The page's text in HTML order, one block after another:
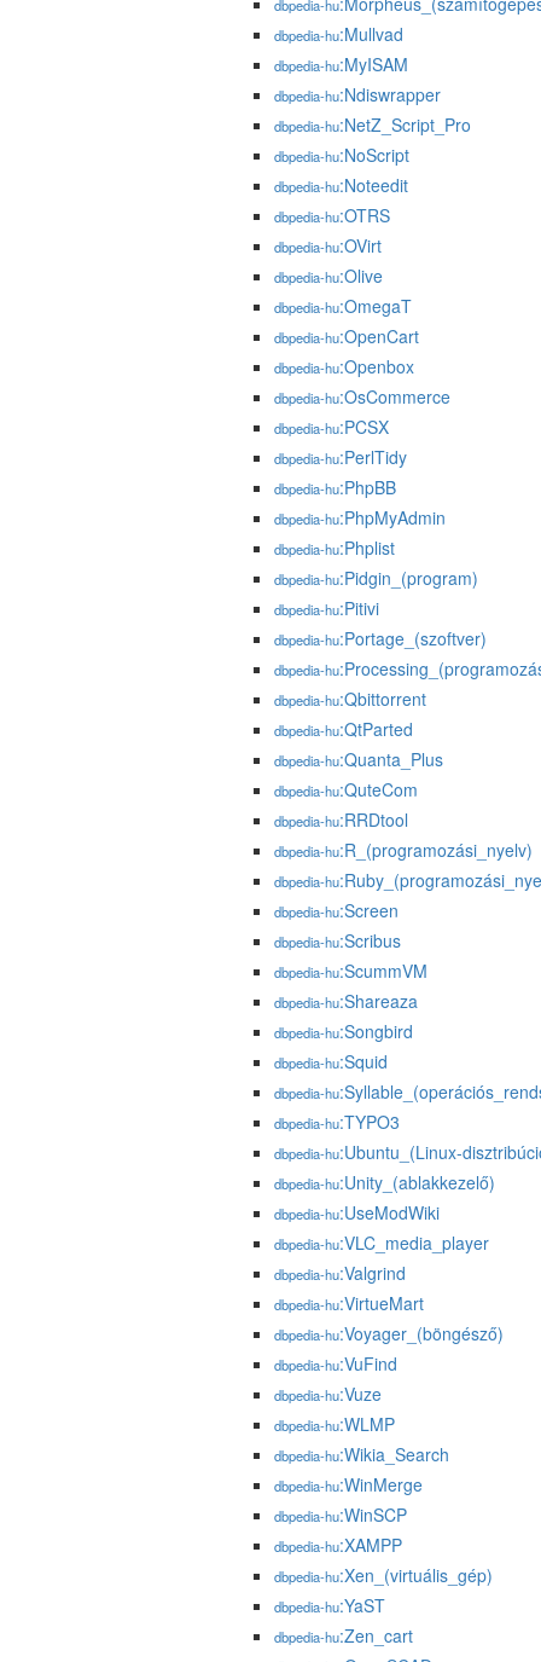
dbpedia-hu
dbpedia-hu:Mullvad
dbpedia-hu:MyISAM
dbpedia-hu:Ndiswrapper
dbpedia-hu:NetZ_Script_Pro
dbpedia-hu:NoScript
dbpedia-hu:Noteedit
dbpedia-hu:OTRS
dbpedia-hu:OVirt
dbpedia-hu:Olive
dbpedia-hu:OmegaT
dbpedia-hu:OpenCart
dbpedia-hu:Openbox
dbpedia-hu:OsCommerce
dbpedia-hu:PCSX
dbpedia-hu:PerlTidy
dbpedia-hu:PhpBB
dbpedia-hu:PhpMyAdmin
dbpedia-hu:Phplist
dbpedia-hu:Pidgin_(program)
dbpedia-hu:Pitivi
dbpedia-hu:Portage_(szoftver)
dbpedia-hu
dbpedia-hu:Qbittorrent
dbpedia-hu:QtParted
dbpedia-hu:Quanta_Plus
dbpedia-hu:QuteCom
dbpedia-hu:RRDtool
dbpedia-hu:R_(programozási_nyelv)
dbpedia-hu
dbpedia-hu:Screen
dbpedia-hu:Scribus
dbpedia-hu:ScummVM
dbpedia-hu:Shareaza
dbpedia-hu:Songbird
dbpedia-hu:Squid
dbpedia-hu
dbpedia-hu:TYPO3
dbpedia-hu:Ubuntu_(Linux-
dbpedia-hu:Unity_(ablakkezelő)
dbpedia-hu:UseModWiki
dbpedia-hu:VLC_media_player
dbpedia-hu:Valgrind
dbpedia-hu:VirtueMart
dbpedia-hu:Voyager_(böngésző)
dbpedia-hu:VuFind
dbpedia-hu:Vuze
dbpedia-hu:WLMP
dbpedia-hu:Wikia_Search
dbpedia-hu:WinMerge
dbpedia-hu:WinSCP
dbpedia-hu:XAMPP
dbpedia-hu:Xen_(virtuális_gép)
dbpedia-hu:YaST
dbpedia-hu:Zen_cart